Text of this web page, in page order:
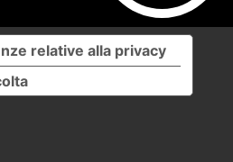
relative alla privacy